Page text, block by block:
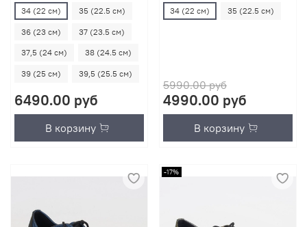
34 (22 см) 35 (22.5 см)
36 (23 см) 37 (23.5 см)
37,5 (24 см) 38 (24.5 см)
39 (25 см) 39,5 (25.5 см)
6490.00 руб
В корзину
34 (22 см) 35 (22.5 см)
5990.00 руб
4990.00 руб
В корзину
-17%